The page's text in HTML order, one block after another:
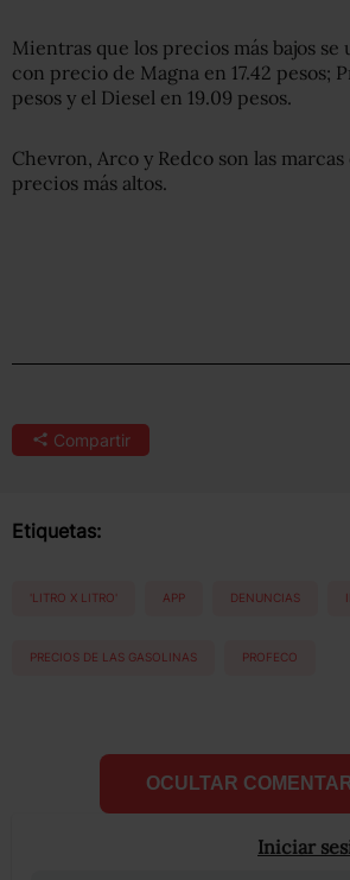
Mientras que los precios más bajos se
con precio de Magna en 17.42 pesos;
pesos y el Diesel en 19.09 pesos.
Chevron, Arco y Redco son las
precios más altos.
Compartir
Etiquetas:
'LITRO X LITRO' APP DENUNCIAS
PRECIOS DE LAS GASOLINAS PROFECO
OCULTAR
Iniciar